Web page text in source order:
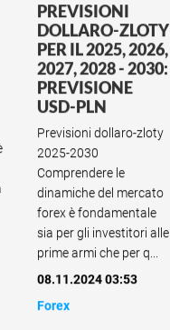
PREVISIONI
DOLLARO-ZLOTY
PER IL 2025, 2026,
2027, 2028 - 2030:
PREVISIONE
USD-PLN
Previsioni dollaro-zloty
2025-2030
Comprendere le
dinamiche del mercato
forex è fondamentale
sia per gli investitori alle
prime armi che per q...
08.11.2024 03:53
Forex